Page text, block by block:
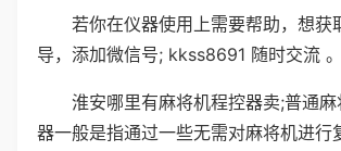
若你在仪器使用上需要帮助，想获
导，添加微信号; kkss8691 随时交流 。
淮安哪里有麻将机程控器卖;普通
器一般是指通过一些无需对麻将机进行